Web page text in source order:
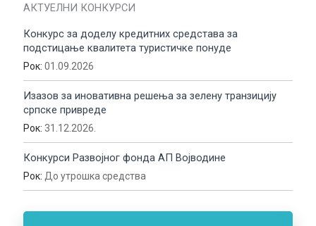
АКТУЕЛНИ КОНКУРСИ
Конкурс за доделу кредитних средстава за
подстицање квалитета туристичке понуде
Рок: 01.09.2026
Изазов за иновативна решења за зелену транзицију
српске привреде
Рок: 31.12.2026.
Конкурси Развојног фонда АП Војводине
Рок: До утрошка средства